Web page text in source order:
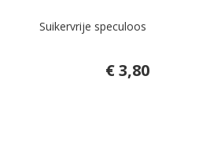
Suikervrije speculoos
€ 3,80